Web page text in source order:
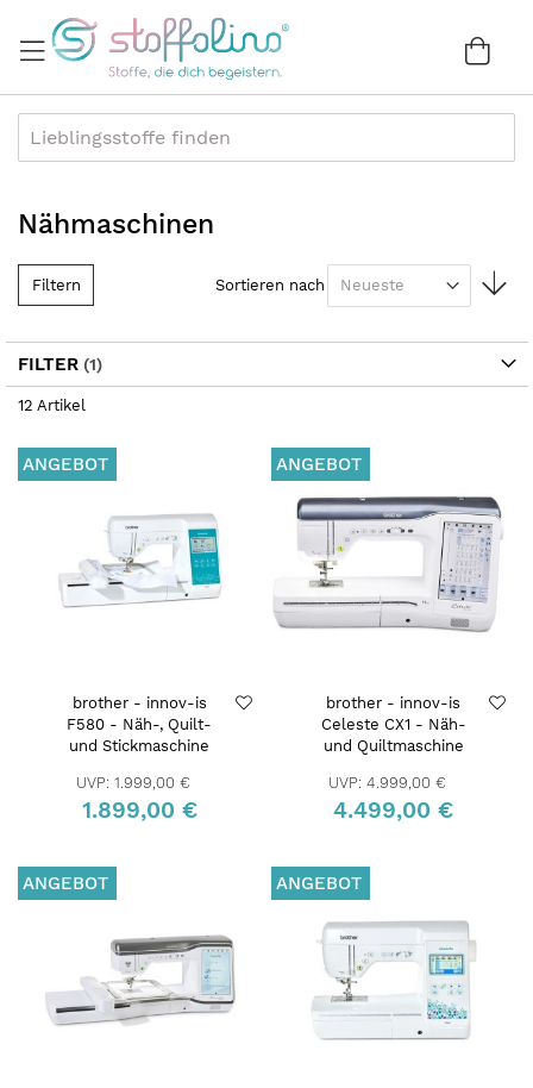
Inhalt
Nähmaschinen
12 Artikel
Sortieren nach
ANGEBOT
brother - innov-is
F580 - Näh-, Quilt-
und Stickmaschine
UVP:1.999,00 €
1.899,00 €
ANGEBOT
brother - innov-is
Celeste CX1 - Näh-
und Quiltmaschine
UVP: 4.999,00 €
4.499,00 €
ANGEBOT ANGEBOT
Filtern
FILTER